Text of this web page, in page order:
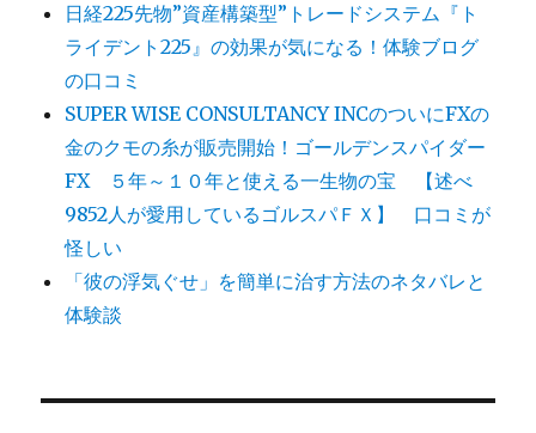
日経225先物”資産構築型”トレードシステム『ト
ライデント225』の効果が気になる！体験ブログ
の口コミ
SUPER WISE CONSULTANCY INCのついにFXの
金のクモの糸が販売開始！ゴールデンスパイダー
FX ５年～１０年と使える一生物の宝 【述べ
9852人が愛用しているゴルスパＦＸ】 口コミが
怪しい
「彼の浮気ぐせ」を簡単に治す方法のネタバレと
体験談